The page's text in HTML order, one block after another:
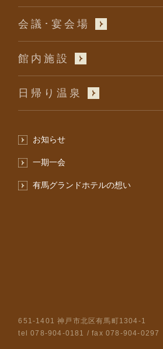
会議･宴会場
館内施設
日帰り温泉
お知らせ
一期一会
有馬グランドホテルの想い
651-1401 神戸市北区有馬町1304-1
tel078-904-0181 / fax 078-904-0297